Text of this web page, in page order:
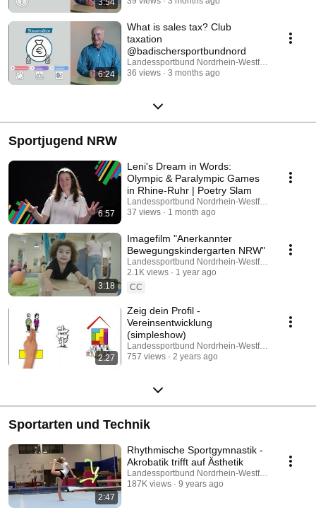
6:24
What is sales tax? Club
taxation
@badischersportbundnord
Landessportbund Nordrhein-Westfalen e.V.
36 views
3 months ago
Sportjugend NRW
6:57
Leni's Dream in Words:
Olympic & Paralympic Games
in Rhine-Ruhr | Poetry Slam
Landessportbund Nordrhein-Westfalen e.V.
37 views
1 month ago
3:18
Imagefilm "Anerkannter
Bewegungskindergarten NRW"
Landessportbund Nordrhein-Westfalen e.V.
2.1K views
1 year ago
CC
2:27
Zeig dein Profil -
Vereinsentwicklung
(simpleshow)
Landessportbund Nordrhein-Westfalen e.V.
757 views
2 years ago
Sportarten und Technik
2:47
Rhythmische Sportgymnastik -
Akrobatik trifft auf Ästhetik
Landessportbund Nordrhein-Westfalen e.V.
187K views
9 years ago